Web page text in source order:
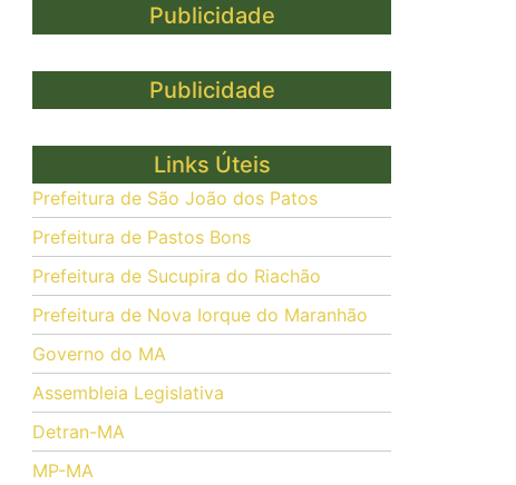
Publicidade
Publicidade
Links Úteis
Prefeitura de São João dos Patos
Prefeitura de Pastos Bons
Prefeitura de Sucupira do Riachão
Prefeitura de Nova Iorque do Maranhão
Governo do MA
Assembleia Legislativa
Detran-MA
MP-MA